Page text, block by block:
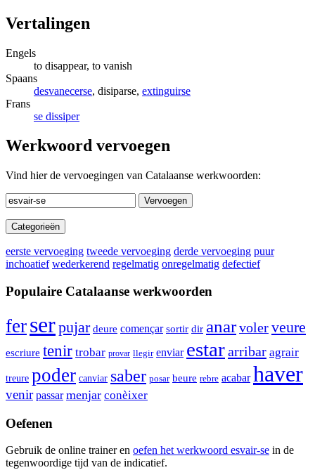
Vertalingen
Engels
to disappear, to vanish
Spaans
desvanecerse, disiparse, extinguirse
Frans
se dissiper
Werkwoord vervoegen
Vind hier de vervoegingen van Catalaanse werkwoorden:
Vervoegen
Categorieën
eerste vervoeging tweede vervoeging derde vervoeging puur
inchoatief wederkerend regelmatig onregelmatig defectief
Populaire Catalaanse werkwoorden
ferserpujar deure començar sortir dir anarvolerveure
escriure tenir trobar provar llegir enviar estararribar agrair
treure poder canviar saber posar beure rebre acabar haver
venir passar menjar conèixer
Oefenen
Gebruik de online trainer en oefen het werkwoord esvair-se in de
tegenwoordige tijd van de indicatief.